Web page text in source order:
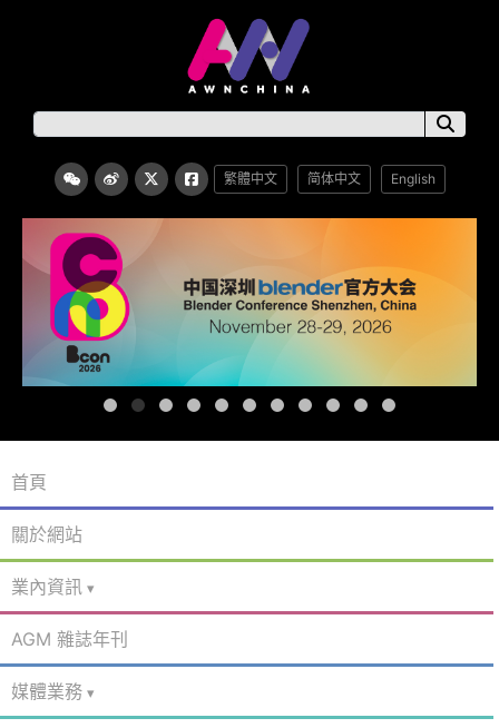
繁體中文 简体中文 English
首頁
關於網站
業內資訊
AGM 雜誌年刊
媒體業務